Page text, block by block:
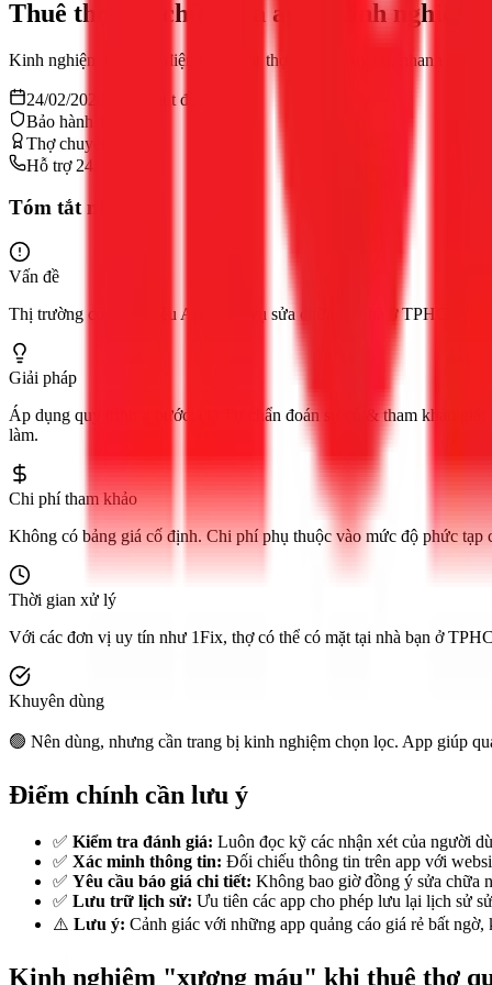
Thuê thợ sửa chữa qua app: Kinh
Kinh nghiệm thuê thợ điện nước, mr thợ qua app uy tín, nhanh
24/02/2026
phút đọc
Bảo hành 12 tháng
Thợ chuyên nghiệp
Hỗ trợ 24/7
Tóm tắt nhanh
Vấn đề
Thị trường có quá nhiều App dịch vụ sửa chữa tại nhà ở TPHCM,
Giải pháp
Áp dụng quy trình 4 bước: (1) Tự chẩn đoán sự cố & tham khảo
làm.
Chi phí tham khảo
Không có bảng giá cố định. Chi phí phụ thuộc vào mức độ phức tạp
Thời gian xử lý
Với các đơn vị uy tín như 1Fix, thợ có thể có mặt tại nhà bạn ở
Khuyên dùng
🟢 Nên dùng, nhưng cần trang bị kinh nghiệm chọn lọc. App giúp
Điểm chính cần lưu ý
✅ Kiểm tra đánh giá: Luôn đọc kỹ các nhận xét của người
✅ Xác minh thông tin: Đối chiếu thông tin trên app với
✅ Yêu cầu báo giá chi tiết: Không bao giờ đồng ý sửa chữa
✅ Lưu trữ lịch sử: Ưu tiên các app cho phép lưu lại lịch sử
⚠️ Lưu ý: Cảnh giác với những app quảng cáo giá rẻ bất
Kinh nghiệm "xương máu" khi thuê thợ